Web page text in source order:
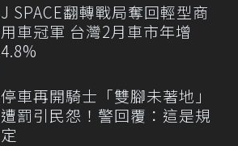
J SPACE翻轉戰局奪回輕型商
用車冠軍 台灣2月車市年增
4.8%
停車再開騎士「雙腳未著地」
遭罰引民怨！警回覆：這是規
定